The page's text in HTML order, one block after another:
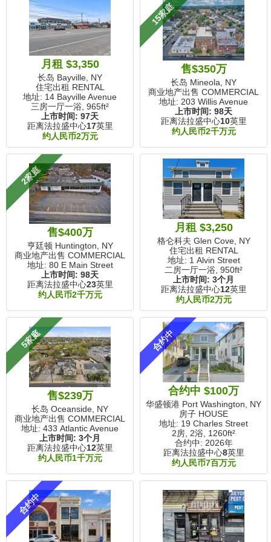
月租 $3,350
长岛 Bayville, NY
住宅出租 RENTAL
地址: 14 Bayville Avenue
三房一厅一浴, 965ft²
上市时间: 97天
距离法拉盛中心17英里
约人民币2万元
15家庭
售$350万
长岛 Mineola, NY
商业地产出售 COMMERCIAL
地址: 203 Willis Avenue
上市时间: 98天
距离法拉盛中心10英里
约人民币2千万元
2家庭
售$400万
亨廷顿 Huntington, NY
商业地产出售 COMMERCIAL
地址: 80 E Main Street
上市时间: 98天
距离法拉盛中心23英里
约人民币2千万元
月租 $3,250
格仑科夫 Glen Cove, NY
住宅出租 RENTAL
地址: 1 Alvin Street
二房一厅一浴, 950ft²
上市时间: 3个月
距离法拉盛中心12英里
约人民币2万元
5家庭
售$239万
长岛 Oceanside, NY
商业地产出售 COMMERCIAL
地址: 433 Atlantic Avenue
上市时间: 3个月
距离法拉盛中心12英里
约人民币1千万元
合约中
合约中 $100万
华盛顿港 Port Washington, NY
房子 HOUSE
地址: 19 Charles Street
2房, 2浴, 1260ft²
合约中: 2026年
距离法拉盛中心8英里
约人民币7百万元
合约中